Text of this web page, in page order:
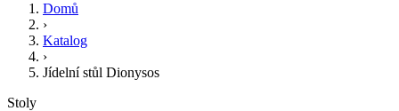
Domů
›
Katalog
›
Jídelní stůl Dionysos
Stoly